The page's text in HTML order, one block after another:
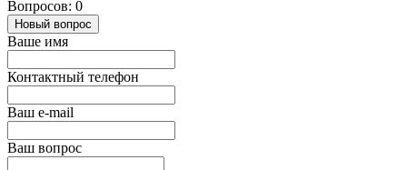
Вопросов: 0
Новый вопрос
Ваше имя
Контактный телефон
Ваш e-mail
Ваш вопрос